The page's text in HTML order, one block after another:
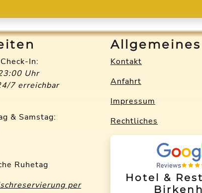
In:
Uhr
7 erreichbar
& Samstag:
Ruhetag
per
Allgemeines
Kontakt
Anfahrt
Impressum
Rechtliches
Hotel &